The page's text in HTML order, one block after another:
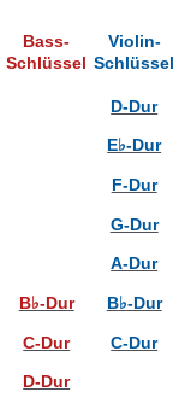
Bass-
Schlüssel
Violin-
Schlüssel
D-Dur
E♭-Dur
F-Dur
G-Dur
A-Dur
B♭-Dur B♭-Dur
C-Dur
C-Dur
D-Dur